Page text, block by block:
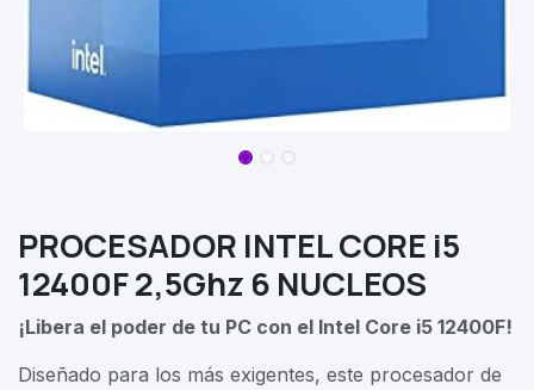
PROCESADOR INTEL CORE i5
12400F 2,5Ghz 6 NUCLEOS
¡Libera el poder de tu PC con el Intel Core i5 12400F!
Diseñado para los más exigentes, este procesador de